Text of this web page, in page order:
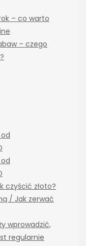
– co warto
– czego
czyścić złoto?
/ Jak zerwać
wprowadzić,
regularnie